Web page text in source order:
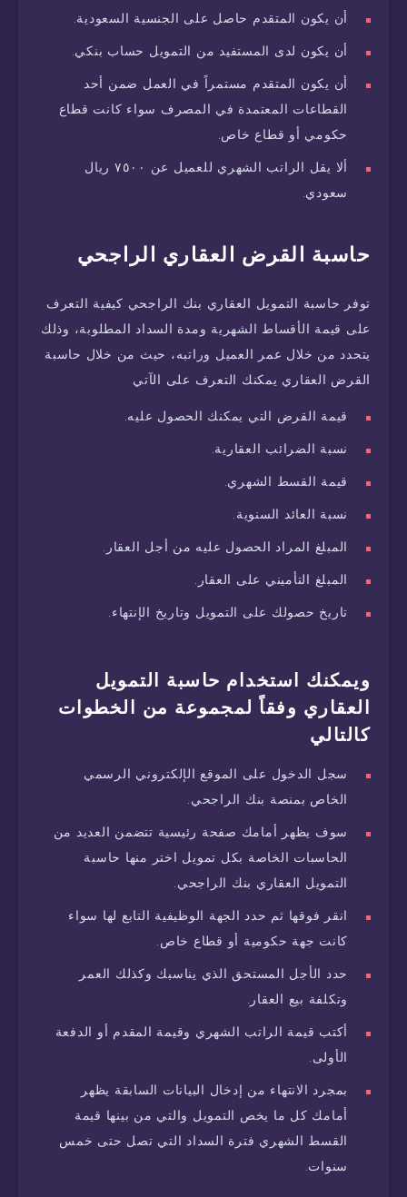
أن يكون المتقدم حاصل على الجنسية السعودية.
أن يكون لدى المستفيد من التمويل حساب بنكي.
أن يكون المتقدم مستمراً في العمل ضمن أحد
القطاعات المعتمدة في المصرف سواء كانت قطاع
حكومي أو قطاع خاص.
ألا يقل الراتب الشهري للعميل عن ٧٥٠٠ ريال
سعودي.
حاسبة القرض العقاري الراجحي
توفر حاسبة التمويل العقاري بنك الراجحي كيفية التعرف
على قيمة الأقساط الشهرية ومدة السداد المطلوبة، وذلك
يتحدد من خلال عمر العميل وراتبه، حيث من خلال حاسبة
القرض العقاري يمكنك التعرف على الآتي
قيمة القرض التي يمكنك الحصول عليه.
نسبة الضرائب العقارية.
قيمة القسط الشهري.
نسبة العائد السنوية.
المبلغ المراد الحصول عليه من أجل العقار.
المبلغ التأميني على العقار.
تاريخ حصولك على التمويل وتاريخ الإنتهاء.
ويمكنك استخدام حاسبة التمويل
العقاري وفقاً لمجموعة من الخطوات
كالتالي
سجل الدخول على الموقع الإلكتروني الرسمي
الخاص بمنصة بنك الراجحي.
سوف يظهر أمامك صفحة رئيسية تتضمن العديد من
الحاسبات الخاصة بكل تمويل اختر منها حاسبة
التمويل العقاري بنك الراجحي.
انقر فوقها ثم حدد الجهة الوظيفية التابع لها سواء
كانت جهة حكومية أو قطاع خاص.
حدد الأجل المستحق الذي يناسبك وكذلك العمر
وتكلفة بيع العقار.
أكتب قيمة الراتب الشهري وقيمة المقدم أو الدفعة
الأولى.
بمجرد الانتهاء من إدخال البيانات السابقة يظهر
أمامك كل ما يخص التمويل والتي من بينها قيمة
القسط الشهري فترة السداد التي تصل حتى خمس
سنوات.